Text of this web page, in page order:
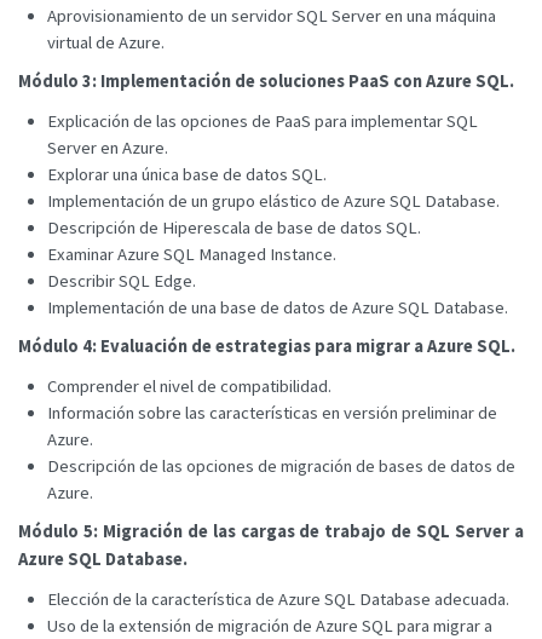
Aprovisionamiento de un servidor SQL Server en una máquina
virtual de Azure.
Módulo 3: Implementación de soluciones PaaS con Azure SQL.
Explicación de las opciones de PaaS para implementar SQL
Server en Azure.
Explorar una única base de datos SQL.
Implementación de un grupo elástico de Azure SQL Database.
Descripción de Hiperescala de base de datos SQL.
Examinar Azure SQL Managed Instance.
Describir SQL Edge.
Implementación de una base de datos de Azure SQL Database.
Módulo 4: Evaluación de estrategias para migrar a Azure SQL.
Comprender el nivel de compatibilidad.
Información sobre las características en versión preliminar de
Azure.
Descripción de las opciones de migración de bases de datos de
Azure.
Módulo 5: Migración de las cargas de trabajo de SQL Server a
Azure SQL Database.
Elección de la característica de Azure SQL Database adecuada.
Uso de la extensión de migración de Azure SQL para migrar a